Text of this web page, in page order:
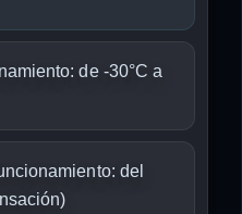
de -30°C a
del